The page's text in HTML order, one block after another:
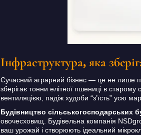
Інфраструктура, яка
Сучасний аграрний бізнес — це не лише
зберігає тонни елітної пшениці в
вентиляцією, падіж худоби “з’їсть” усю
Будівництво сільськогосподарських
овочесховищ. Будівельна компанія
ваш урожай і створюють ідеальний